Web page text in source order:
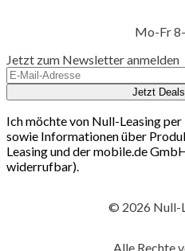
Mo-Fr
Jetzt zum Newsletter anmelden
Jetzt
Ich möchte von Null-Leasing
sowie Informationen über
Leasing und der mobile.de
widerrufbar).
© 2026 Null-
Alle Rechte